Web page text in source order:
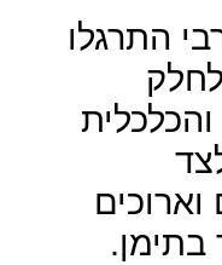
התרגלו